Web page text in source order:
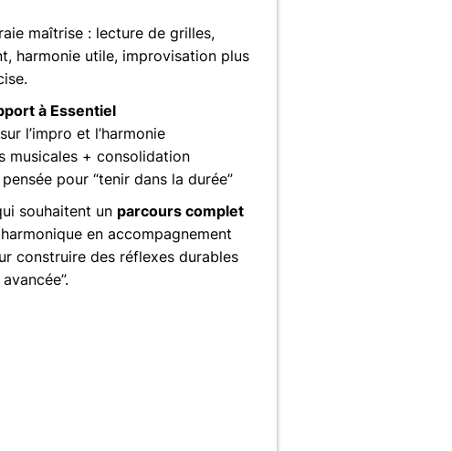
maîtrise : lecture de grilles,
harmonie utile, improvisation plus
à Essentiel
l’impro et l’harmonie
musicales + consolidation
pour “tenir dans la durée”
souhaitent un parcours complet
en accompagnement
construire des réflexes durables